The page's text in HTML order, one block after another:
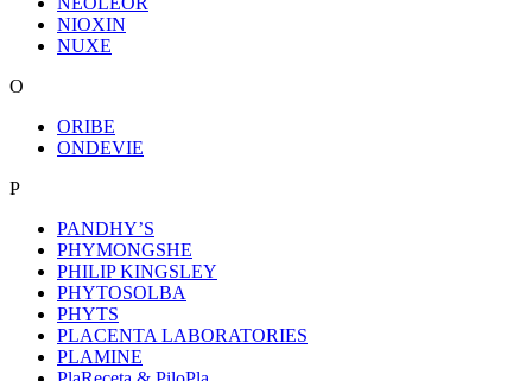
NIOXIN
NUXE
O
ORIBE
ONDEVIE
P
PANDHY’S
PHYMONGSHE
PHILIP KINGSLEY
PHYTOSOLBA
PHYTS
PLACENTA LABORATORIES
PLAMINE